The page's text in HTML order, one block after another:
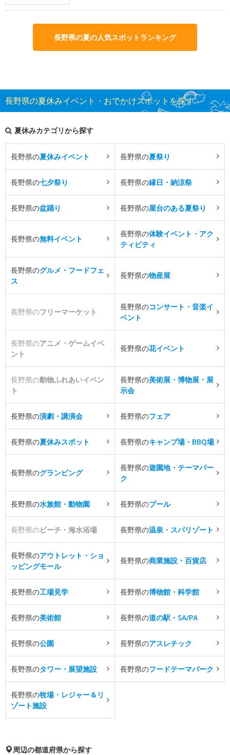
長野県の夏の人気スポットランキング
長野県の夏休みイベント・おでかけスポットを探す
夏休みカテゴリから探す
長野県の夏休みイベント 長野県の夏祭り
長野県の七夕祭り 長野県の縁日・納涼祭
長野県の盆踊り 長野県の屋台のある夏祭り
長野県の無料イベント
長野県の体験イベント・アク
ティビティ
長野県のグルメ・フードフェ
ス
長野県の物産展
長野県のフリーマーケット
長野県のコンサート・音楽イ
ベント
長野県のアニメ・ゲームイベ
ント
長野県の花イベント
長野県の動物ふれあいイベン
ト
長野県の美術展・博物展・展
示会
長野県の演劇・講演会 長野県のフェア
長野県の夏休みスポット 長野県のキャンプ場・BBQ場
長野県のグランピング
長野県の遊園地・テーマパー
ク
長野県の水族館・動物園 長野県のプール
長野県のビーチ・海水浴場 長野県の温泉・スパリゾート
長野県のアウトレット・ショ
ッピングモール
長野県の商業施設・百貨店
長野県の工場見学 長野県の博物館・科学館
長野県の美術館 長野県の道の駅・SA/PA
長野県の公園 長野県のアスレチック
長野県のタワー・展望施設 長野県のフードテーマパーク
長野県の牧場・レジャー＆リ
ゾート施設
周辺の都道府県から探す